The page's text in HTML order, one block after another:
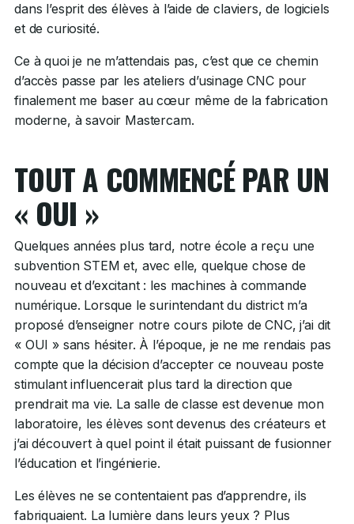
dans l’esprit des élèves à l’aide de claviers, de logiciels
et de curiosité.
Ce à quoi je ne m’attendais pas, c’est que ce chemin
d’accès passe par les ateliers d’usinage CNC pour
finalement me baser au cœur même de la fabrication
moderne, à savoir Mastercam.
TOUT A COMMENCÉ PAR UN
« OUI »
Quelques années plus tard, notre école a reçu une
subvention STEM et, avec elle, quelque chose de
nouveau et d’excitant : les machines à commande
numérique. Lorsque le surintendant du district m’a
proposé d’enseigner notre cours pilote de CNC, j’ai dit
« OUI » sans hésiter. À l’époque, je ne me rendais pas
compte que la décision d’accepter ce nouveau poste
stimulant influencerait plus tard la direction que
prendrait ma vie. La salle de classe est devenue mon
laboratoire, les élèves sont devenus des créateurs et
j’ai découvert à quel point il était puissant de fusionner
l’éducation et l’ingénierie.
Les élèves ne se contentaient pas d’apprendre, ils
fabriquaient. La lumière dans leurs yeux ? Plus